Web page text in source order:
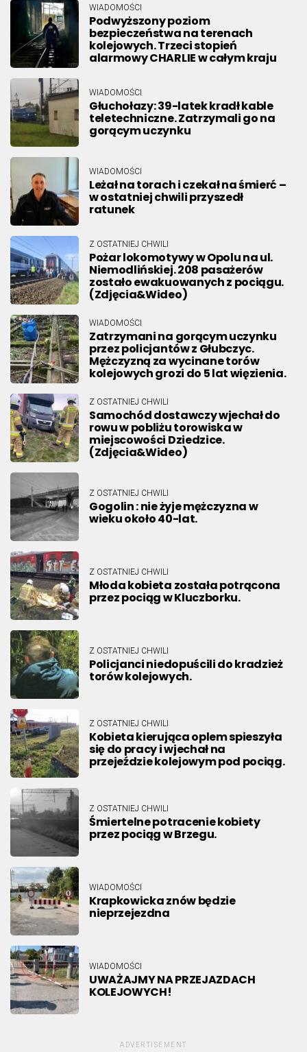
WIADOMOŚCI
Podwyższony poziom
bezpieczeństwa na terenach
kolejowych. Trzeci stopień
alarmowy CHARLIE w całym kraju
WIADOMOŚCI
Głuchołazy: 39-latek kradł kable
teletechniczne. Zatrzymali go na
gorącym uczynku
WIADOMOŚCI
Leżał na torach i czekał na śmierć –
w ostatniej chwili przyszedł
ratunek
Z OSTATNIEJ CHWILI
Pożar lokomotywy w Opolu na ul.
Niemodlińskiej. 208 pasażerów
zostało ewakuowanych z pociągu.
(Zdjęcia&Wideo)
WIADOMOŚCI
Zatrzymani na gorącym uczynku
przez policjantów z Głubczyc.
Mężczyzną za wycinane torów
kolejowych grozi do 5 lat więzienia.
Z OSTATNIEJ CHWILI
Samochód dostawczy wjechał do
rowu w pobliżu torowiska w
miejscowości Dziedzice.
(Zdjęcia&Wideo)
Z OSTATNIEJ CHWILI
Gogolin : nie żyje mężczyzna w
wieku około 40-lat.
Z OSTATNIEJ CHWILI
Młoda kobieta została potrącona
przez pociąg w Kluczborku.
Z OSTATNIEJ CHWILI
Policjanci niedopuścili do kradzież
torów kolejowych.
Z OSTATNIEJ CHWILI
Kobieta kierująca oplem spieszyła
się do pracy i wjechał na
przejeździe kolejowym pod pociąg.
Z OSTATNIEJ CHWILI
Śmiertelne potracenie kobiety
przez pociąg w Brzegu.
WIADOMOŚCI
Krapkowicka znów będzie
nieprzejezdna
WIADOMOŚCI
UWAŻAJMY NA PRZEJAZDACH
KOLEJOWYCH!
ADVERTISEMENT